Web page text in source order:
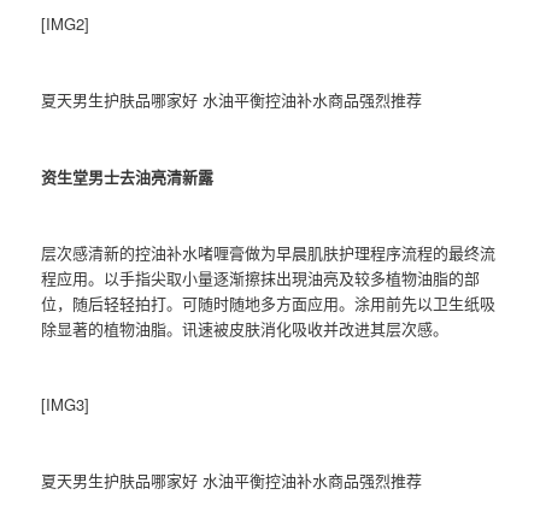
[IMG2]
夏天男生护肤品哪家好 水油平衡控油补水商品强烈推荐
资生堂男士去油亮清新露
层次感清新的控油补水啫喱膏做为早晨肌肤护理程序流程的最终流
程应用。以手指尖取小量逐渐擦抹出現油亮及较多植物油脂的部
位，随后轻轻拍打。可随时随地多方面应用。涂用前先以卫生纸吸
除显著的植物油脂。讯速被皮肤消化吸收并改进其层次感。
[IMG3]
夏天男生护肤品哪家好 水油平衡控油补水商品强烈推荐